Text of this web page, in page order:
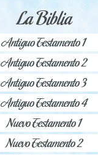
La Biblia
Antiguo Testamento 1
Antiguo Testamento 2
Antiguo Testamento 3
Antiguo Testamento 4
Nuevo Testamento 1
Nuevo Testamento 2